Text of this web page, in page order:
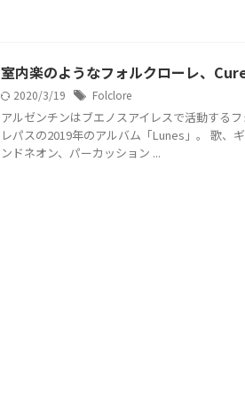
室内楽のようなフォルクローレ、
2020/3/19 Folclore
アルゼンチンはブエノスアイレスで活動する
レパスの2019年のアルバム「Lunes」。 歌、
ンドネオン、パーカッション ...